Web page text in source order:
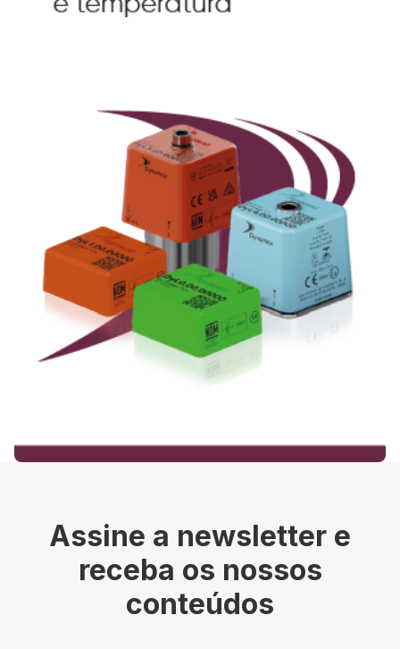
Assine a newsletter e
receba os nossos
conteúdos